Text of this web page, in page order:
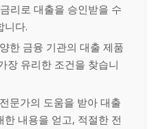
리로 대출을 승인받을 수
니다.
한 금융 기관의 대출 제품
장 유리한 조건을 찾습니
문가의 도움을 받아 대출
한 내용을 얻고, 적절한 전